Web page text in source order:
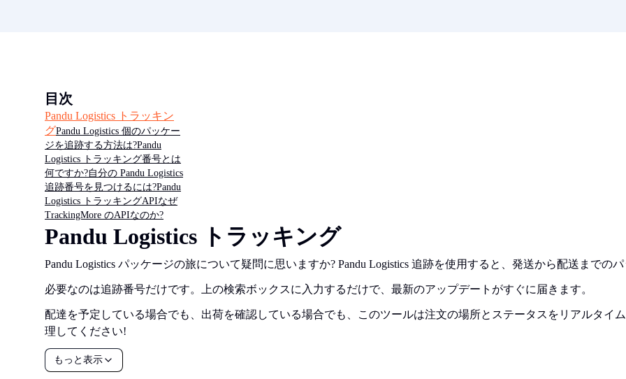
目次
Pandu Logistics トラッキン
グPandu Logistics 個のパッケー
ジを追跡する方法は?Pandu
Logistics トラッキング番号とは
何ですか?自分の Pandu Logistics
追跡番号を見つけるには?Pandu
Logistics トラッキングAPIなぜ
TrackingMore のAPIなのか?
Pandu Logistics トラッキング
Pandu Logistics パッケージの旅について疑問に思いますか? Pandu Logistics 追跡を使用すると、発送から配送まで
必要なのは追跡番号だけです。上の検索ボックスに入力するだけで、最新のアップデートがすぐに届きます。
配達を予定している場合でも、出荷を確認している場合でも、このツールは注文の場所とステータスをリアルタイ
理してください!
もっと表示